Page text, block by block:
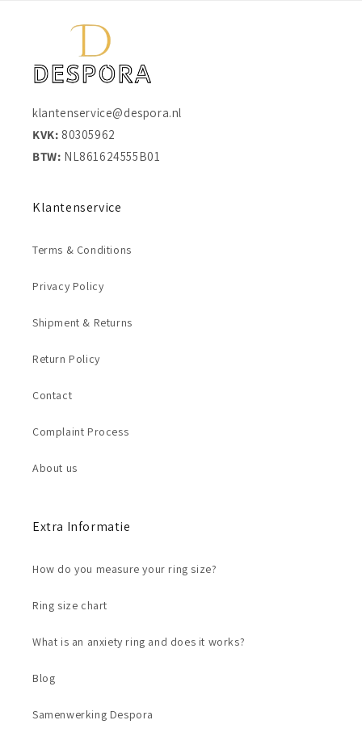
klantenservice@despora.nl
KVK: 80305962
BTW: NL861624555B01
Klantenservice
Terms & Conditions
Privacy Policy
Shipment & Returns
Return Policy
Contact
Complaint Process
About us
Extra Informatie
How do you measure your ring size?
Ring size chart
What is an anxiety ring and does it works?
Blog
Samenwerking Despora